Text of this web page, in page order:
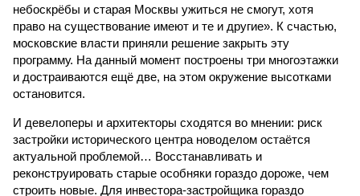
небоскрёбы и старая Москвы ужиться не смогут, хотя
право на существование имеют и те и другие». К счастью,
московские власти приняли решение закрыть эту
программу. На данный момент построены три многоэтажки
и достраиваются ещё две, на этом окружение высотками
остановится.
И девелоперы и архитекторы сходятся во мнении: риск
застройки исторического центра новоделом остаётся
актуальной проблемой… Восстанавливать и
реконструировать старые особняки гораздо дороже, чем
строить новые. Для инвестора-застройщика гораздо